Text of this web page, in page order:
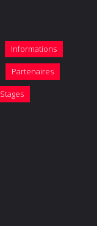
Informations
Partenaires
Stages